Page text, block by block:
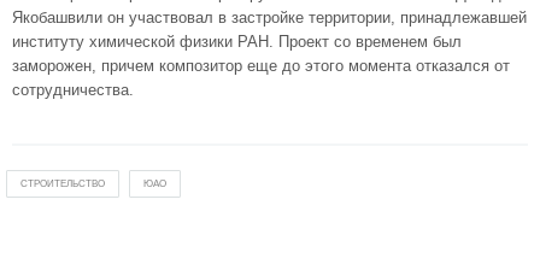
Якобашвили он участвовал в застройке территории, принадлежавшей
институту химической физики РАН. Проект со временем был
заморожен, причем композитор еще до этого момента отказался от
сотрудничества.
СТРОИТЕЛЬСТВО ЮАО